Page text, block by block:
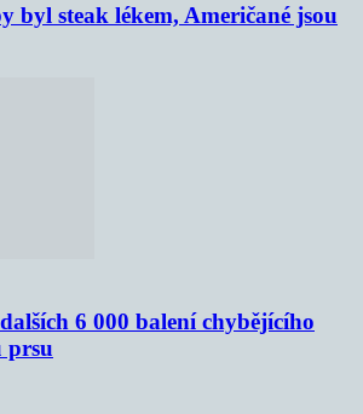
byl steak lékem, Američané jsou
6 000 balení chybějícího
prsu